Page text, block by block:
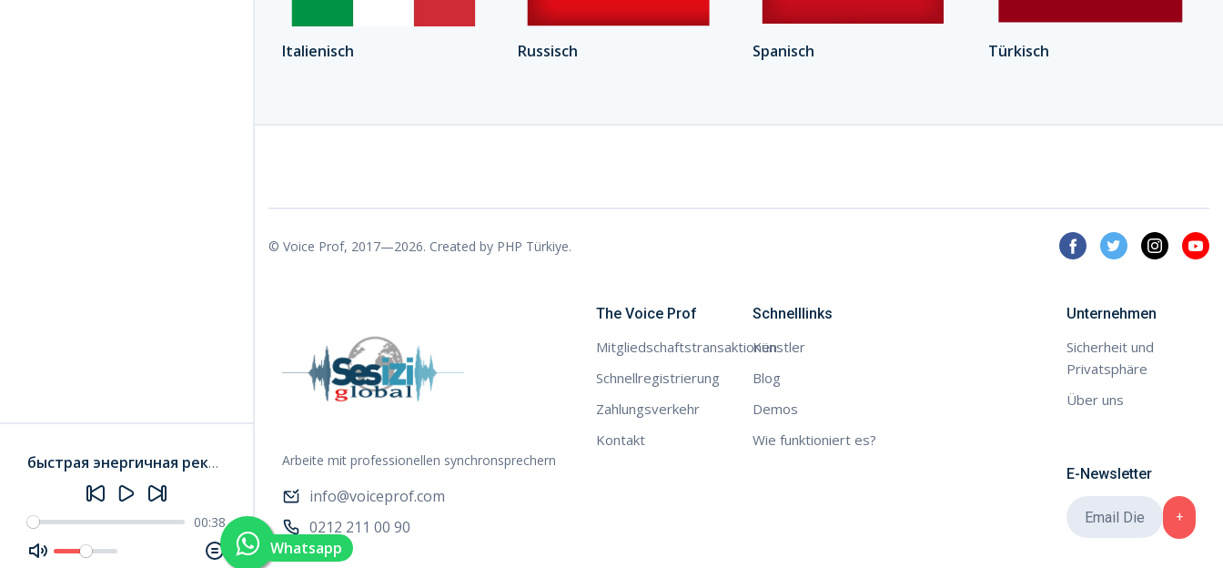
быстрая энергичная реклама на американском английском –Paul-J
00:38
Italienisch Russisch Spanisch Türkisch
Whatsapp
Arbeite mit professionellen synchronsprechern
info@voiceprof.com
0212 211 00 90
The Voice Prof
Mitgliedschaftstransaktionen
Schnellregistrierung
Zahlungsverkehr
Kontakt
Schnelllinks
Künstler
Blog
Demos
Wie funktioniert es?
Unternehmen
Sicherheit und
Privatsphäre
Über uns
E-Newsletter
© Voice Prof, 2017—2026. Created by PHP Türkiye.